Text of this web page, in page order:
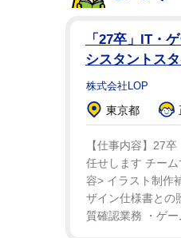
【問題２】四文字
現実とかけ離れて
「27卒」IT・
シスタントス
株式会社LOP
東京都
【仕事内容】27
任せします チー
容> イラスト制作
ザイン仕様書との
質確認業務 ・ゲー